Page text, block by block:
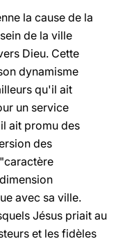
la cause de la
de la ville
Dieu. Cette
dynamisme
qu'il ait
un service
ait promu des
des
avec sa ville.
Jésus priait au
et les fidèles